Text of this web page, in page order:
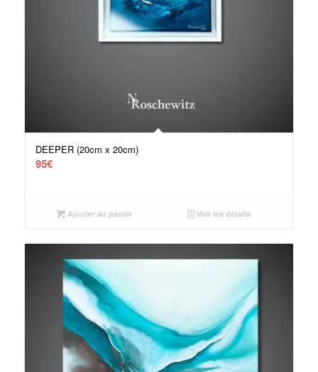
DEEPER (20cm x 20cm)
95€
Ajouter au panier Voir les détails